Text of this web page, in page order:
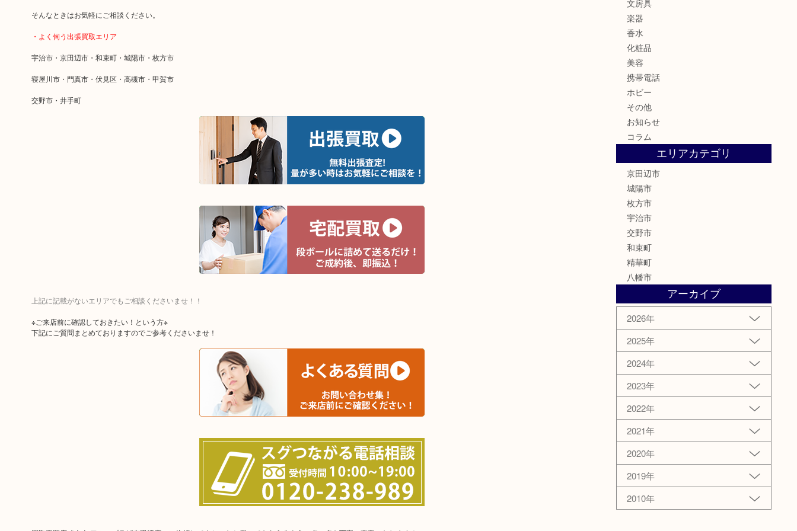
そんなときはお気軽にご相談ください。
・よく伺う出張買取エリア
宇治市・京田辺市・和束町・城陽市・枚方市
寝屋川市・門真市・伏見区・高槻市・甲賀市
交野市・井手町
上記に記載がないエリアでもご相談くださいませ！！
※ご来店前に確認しておきたい！という方※
下記にご質問まとめておりますのでご参考くださいませ！
文房具
楽器
香水
化粧品
美容
携帯電話
ホビー
その他
お知らせ
コラム
エリアカテゴリ
京田辺市
城陽市
枚方市
宇治市
交野市
和束町
精華町
八幡市
アーカイブ
2026年
2025年
2024年
2023年
2022年
2021年
2020年
2019年
2010年